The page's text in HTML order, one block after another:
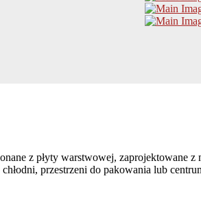
z płyty warstwowej, zaprojektowane
przestrzeni do pakowania lub